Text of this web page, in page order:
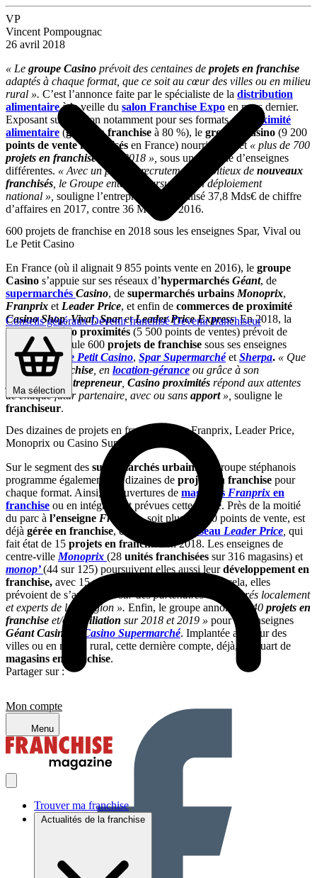
Conseils générauxDevenir franchiséDevenir franchiseur
Ma sélection
Mon compte
Menu
Trouver ma franchise
Actualités de la franchise
VP
Vincent Pompougnac
26 avril 2018
« Le groupe Casino prévoit des centaines de projets en franchise
adaptés à chaque format, que ce soit au cœur des villes ou en milieu
rural ». C’est l’annonce faite par le spécialiste de la distribution
alimentaireà la veille du salon Franchise Expo en mars dernier.
Exposant sur le salon notamment pour ses formats de
proximité
alimentaire (gérés en franchise à 80 %), le groupe Casino (9 200
points de vente franchisés en France) nourrit en effet « plus de 700
projets en franchise pour 2018 », sous une dizaine d’enseignes
différentes. « Avec un plan de recrutement ambitieux de nouveaux
franchisés , le Groupe entend poursuivre son déploiement
national », souligne l’entreprise, qui a réalisé 37,8 Mds€ de chiffre
d’affaires en 2017, contre 36 Mds€ en 2016.
600 projets de franchise en 2018 sous les enseignes Spar, Vival ou
Le Petit Casino
En France (où il alignait 9 855 points vente en 2016), le groupe
Casino s’appuie sur ses réseaux d’hypermarchés Géant, de
supermarchés Casino, de supermarchés urbains Monoprix,
Franprix et Leader Price, et enfin de commerces de proximité
Casino Shop,Vival,Sparet Leader Price Express. En 2018, la
brancheCasino proximités (5 500 points de ventes) prévoit de
mener à elle seule 600 projets de franchise sous ses enseignes
Spar, Vival ,Le Petit Casino, Spar Supermarchéet Sherpa. « Que
ce soit enfranchise , en location-gérance ou grâce à son
programme entrepreneur, Casino proximités répond aux attentes
de chaque futur partenaire, avec ou sans apport», souligne le
franchiseur.
Des dizaines de projets en franchise pour Franprix, Leader Price,
Monoprix ou Casino Supermarché
Sur le segment des supermarchés urbains
, le groupe stéphanois
programme également des dizaines de projets en franchise pour
chaque format. Ainsi, 50 ouvertures de magasins Franprix en
franchise ou en intégré sont prévues cette année. Près de la moitié
du parc à l’enseigne Franprix, soit plus de 400 points de vente, est
déjà gérée en franchise, contre 70 % du réseau Leader Price qui
fait état de 15 projets en franchise
en 2018. Les enseignes de
centre-ville Monoprix (28 unités franchisées sur 316 magasins) et
monop’(44 sur 125) poursuivent elles aussi leurdéveloppement en
franchise, avec 15 projets sous cette forme. Pour cela, elles
prévoient de s’appuyer
« sur des partenaires déjà ancrés localement
et experts de leur région ». Enfin, le groupe annonce « 40 projets en
franchise et/ou affiliation sur 2018 et 2019 » pour ses enseignes
Géant Casino Casino Supermarché. Implantée au cœur des
villes ou en milieu rural, cette dernière compte, déjà, un quart de
magasins en franchise.
Partager sur :